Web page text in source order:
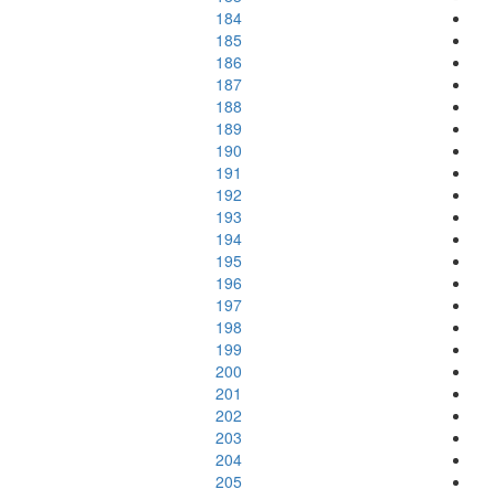
184
185
186
187
188
189
190
191
192
193
194
195
196
197
198
199
200
201
202
203
204
205